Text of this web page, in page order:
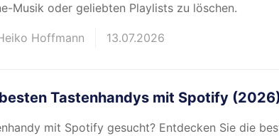
Musik oder geliebten Playlists zu löschen.
Hoffmann 13.07.2026
Tastenhandys mit Spotify
mit Spotify gesucht? Entdecken Sie die